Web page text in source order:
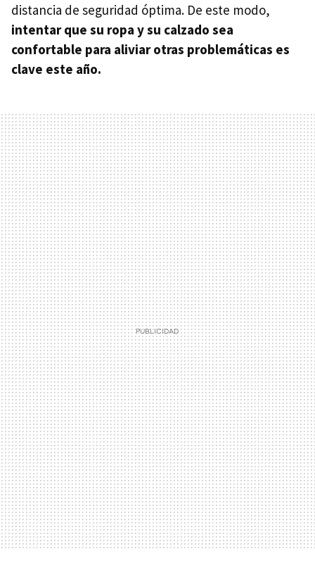
distancia de seguridad óptima. De este modo,
intentar que su ropa y su calzado sea
confortable para aliviar otras problemáticas es
clave este año.